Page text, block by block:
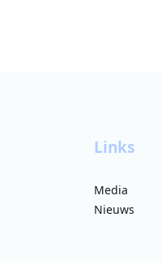
Links
Media
Nieuws